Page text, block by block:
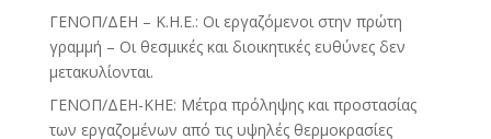
ΓΕΝΟΠ/ΔΕΗ – Κ.Η.Ε.: Οι εργαζόμενοι στην πρώτη
γραμμή – Οι θεσμικές και διοικητικές ευθύνες δεν
μετακυλίονται.
ΓΕΝΟΠ/ΔΕΗ-ΚΗΕ: Μέτρα πρόληψης και προστασίας
των εργαζομένων από τις υψηλές θερμοκρασίες